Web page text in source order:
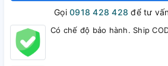
Gọi0918 428 428 để tư
Có chế độ bảo hành. Ship